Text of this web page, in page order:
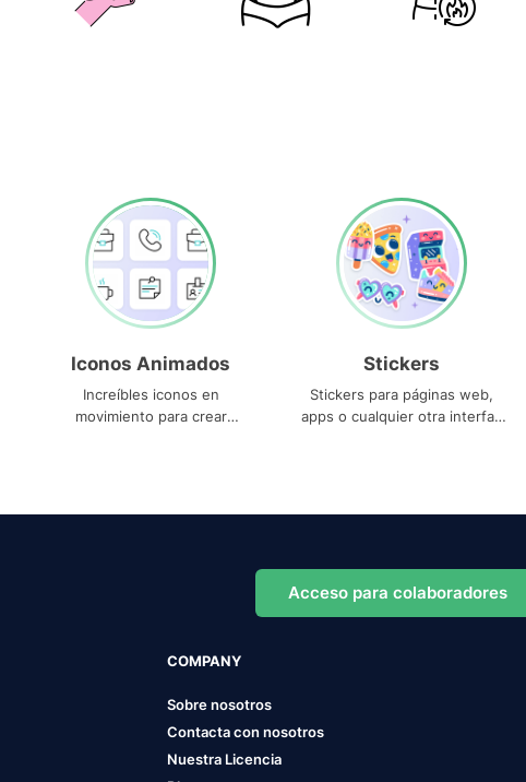
Iconos Animados
Increíbles iconos en
movimiento para crear
Stickers
Stickers para páginas web,
apps o cualquier otra interfaz
Acceso para colaboradores
COMPANY
Sobre nosotros
Contacta con nosotros
Nuestra Licencia